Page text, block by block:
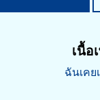
เนื้อ
ฉันเคย